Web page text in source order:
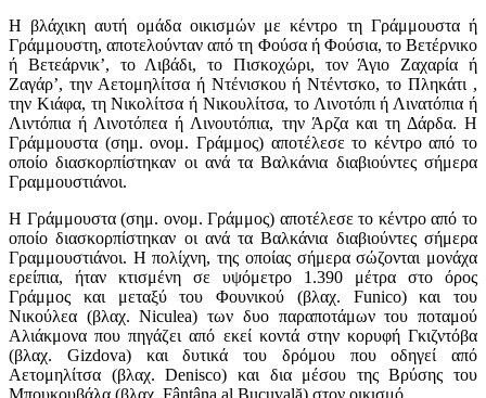
Η βλάχικη αυτή ομάδα οικισμών με κέντρο τη Γράμμουστα ή
Γράμμουστη, αποτελούνταν από τη Φούσα ή Φούσια, το Βετέρνικο
ή Βετεάρνικ’, το Λιβάδι, το Πισκοχώρι, τον Άγιο Ζαχαρία ή
Ζαγάρ’, την Αετομηλίτσα ή Ντένισκου ή Ντέντσκο, το Πληκάτι ,
την Κιάφα, τη Νικολίτσα ή Νικουλίτσα, το Λινοτόπι ή Λινατόπια ή
Λιντόπια ή Λινοτόπεα ή Λινουτόπια, την Άρζα και τη Δάρδα. Η
Γράμμουστα (σημ. ονομ. Γράμμος) αποτέλεσε το κέντρο από το
οποίο διασκορπίστηκαν οι ανά τα Βαλκάνια διαβιούντες σήμερα
Γραμμουστιάνοι.
Η Γράμμουστα (σημ. ονομ. Γράμμος) αποτέλεσε το κέντρο από το
οποίο διασκορπίστηκαν οι ανά τα Βαλκάνια διαβιούντες σήμερα
Γραμμουστιάνοι. Η πολίχνη, της οποίας σήμερα σώζονται μονάχα
ερείπια, ήταν κτισμένη σε υψόμετρο 1.390 μέτρα στο όρος
Γράμμος και μεταξύ του Φουνικού (βλαχ. Funico) και του
Νικούλεα (βλαχ. Niculea) των δυο παραποτάμων του ποταμού
Αλιάκμονα που πηγάζει από εκεί κοντά στην κορυφή Γκιζντόβα
(βλαχ. Gizdova) και δυτικά του δρόμου που οδηγεί από
Αετομηλίτσα (βλαχ. Denisco) και δια μέσου της Βρύσης του
Μπουκουβάλα (βλαχ. Fântâna al Bucuvală) στον οικισμό.